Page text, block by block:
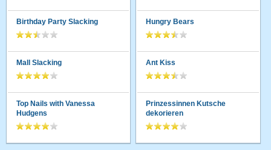
Birthday Party Slacking
Mall Slacking
Top Nails with Vanessa
Hudgens
Hungry Bears
Ant Kiss
Prinzessinnen Kutsche
dekorieren